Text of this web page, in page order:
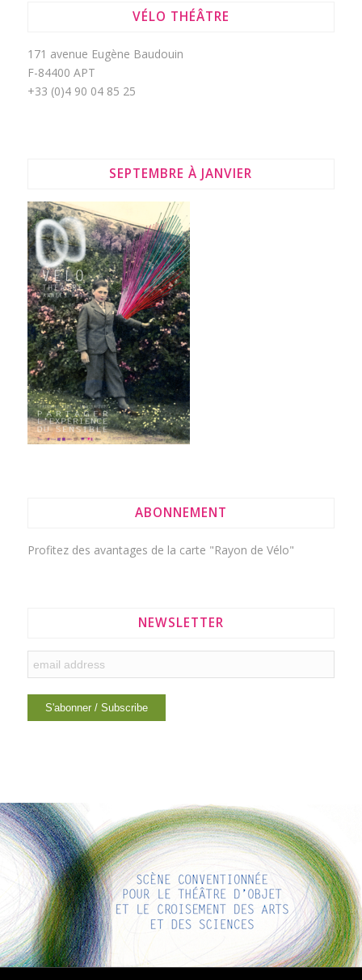
VÉLO THÉÂTRE
171 avenue Eugène Baudouin
F-84400 APT
+33 (0)4 90 04 85 25
SEPTEMBRE À JANVIER
ABONNEMENT
Profitez des avantages de la carte "Rayon de Vélo"
NEWSLETTER
LIENS INTÉRESSANTS
Voici quelques liens intéressants pour vous ! Appréciez votre
séjour :)